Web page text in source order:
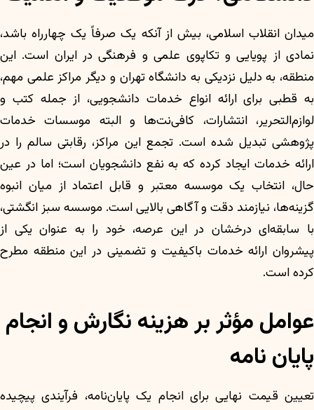
میدان انقلاب اسلامی، بیش از آنکه یک صرفاً یک چهارراه باشد،
نمادی از پویایی و تکاپوی علمی و فرهنگی در ایران است. این
منطقه، به دلیل نزدیکی به دانشگاه تهران و دیگر مراکز علمی مهم،
به قطبی برای ارائه انواع خدمات دانشجویی، از جمله کتب و
لوازم‌التحریر، انتشارات، کافی‌نت‌ها و البته موسسات خدمات
پژوهشی تبدیل شده است. تجمع این مراکز، رقابتی سالم را در
ارائه خدمات ایجاد کرده که به نفع دانشجویان است؛ اما در عین
حال، انتخاب یک موسسه معتبر و قابل اعتماد از میان انبوه
گزینه‌ها، نیازمند دقت و آگاهی بالایی است. موسسه سبز انگشتی،
با سابقه‌ای درخشان در این عرصه، خود را به عنوان یکی از
پیشروان ارائه خدمات باکیفیت و تضمینی در این منطقه مطرح
کرده است.
عوامل مؤثر بر هزینه نگارش و انجام
پایان نامه
تعیین قیمت نهایی برای انجام یک پایان‌نامه، فرآیندی پیچیده